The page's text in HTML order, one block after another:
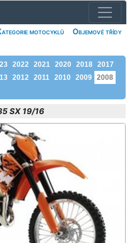
motocyklů
Objemové třídy
2022 2021 2020 2018 2017
2012 2011 2010 2009 2008
SX 19/16